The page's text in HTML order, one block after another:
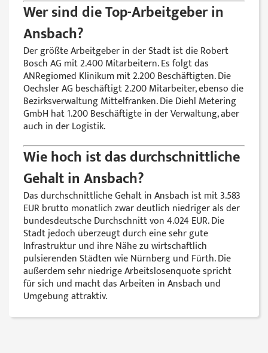
Wer sind die Top-Arbeitgeber in
Ansbach?
Der größte Arbeitgeber in der Stadt ist die Robert
Bosch AG mit 2.400 Mitarbeitern. Es folgt das
ANRegiomed Klinikum mit 2.200 Beschäftigten. Die
Oechsler AG beschäftigt 2.200 Mitarbeiter, ebenso die
Bezirksverwaltung Mittelfranken. Die Diehl Metering
GmbH hat 1.200 Beschäftigte in der Verwaltung, aber
auch in der Logistik.
Wie hoch ist das durchschnittliche
Gehalt in Ansbach?
Das durchschnittliche Gehalt in Ansbach ist mit 3.583
EUR brutto monatlich zwar deutlich niedriger als der
bundesdeutsche Durchschnitt von 4.024 EUR. Die
Stadt jedoch überzeugt durch eine sehr gute
Infrastruktur und ihre Nähe zu wirtschaftlich
pulsierenden Städten wie Nürnberg und Fürth. Die
außerdem sehr niedrige Arbeitslosenquote spricht
für sich und macht das Arbeiten in Ansbach und
Umgebung attraktiv.